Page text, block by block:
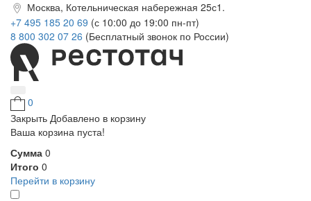
Москва, Котельническая набережная 25с1.
+7 495 185 20 69 (с 10:00 до 19:00 пн-пт)
8 800 302 07 26 (Бесплатный звонок по России)
0
Закрыть Добавлено в корзину
Ваша корзина пуста!
Сумма 0
Итого 0
Перейти в корзину